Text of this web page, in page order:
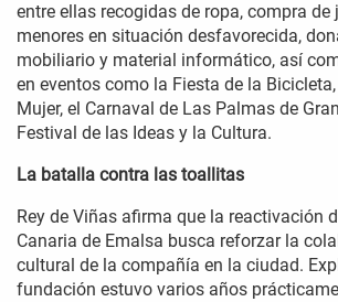
entre ellas recogidas de ropa, compra de
menores en situación desfavorecida,
mobiliario y material informático, así
en eventos como la Fiesta de la
Mujer, el Carnaval de Las Palmas de
Festival de las Ideas y la Cultura.
La batalla contra las toallitas
Rey de Viñas afirma que la reactivación
Canaria de Emalsa busca reforzar la
cultural de la compañía en la ciudad.
fundación estuvo varios años